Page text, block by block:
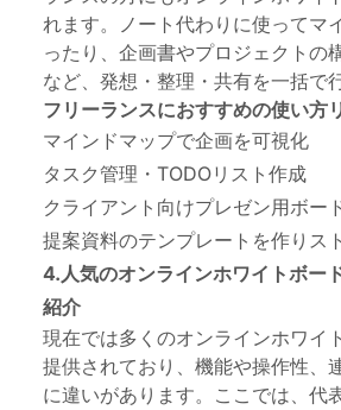
れます。ノート代わりに使ってマ
ったり、企画書やプロジェクトの
など、発想・整理・共有を一括で
フリーランスにおすすめの使い方
マインドマップで企画を可視化
タスク管理・TODOリスト作成
クライアント向けプレゼン用ボー
提案資料のテンプレートを作りス
4.人気のオンラインホワイトボー
紹介
現在では多くのオンラインホワイ
提供されており、機能や操作性、
に違いがあります。ここでは、代